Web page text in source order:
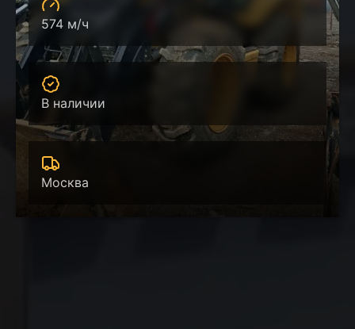
574 м/ч
В наличии
Москва